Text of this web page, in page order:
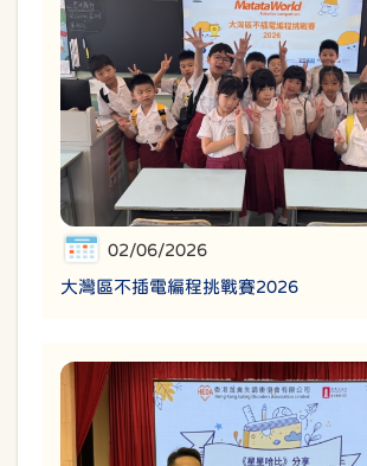
02/06/2026
大灣區不插電編程挑戰賽2026